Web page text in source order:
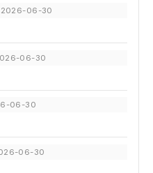
2026-06-30
06-30
06-30
06-30